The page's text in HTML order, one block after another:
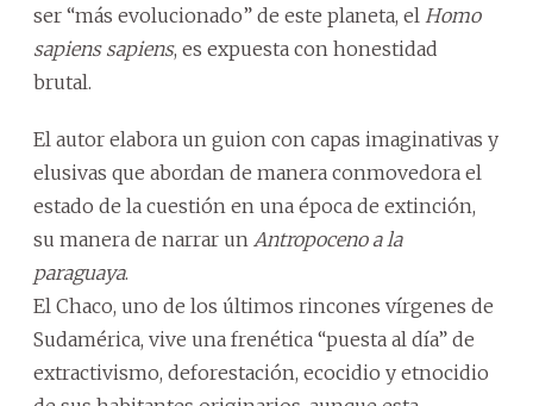
ser “más evolucionado” de este planeta, el Homo
sapiens sapiens, es expuesta con honestidad
brutal.
El autor elabora un guion con capas imaginativas y
elusivas que abordan de manera conmovedora el
estado de la cuestión en una época de extinción,
su manera de narrar un Antropoceno a la
paraguaya.
El Chaco, uno de los últimos rincones vírgenes de
Sudamérica, vive una frenética “puesta al día” de
extractivismo, deforestación, ecocidio y etnocidio